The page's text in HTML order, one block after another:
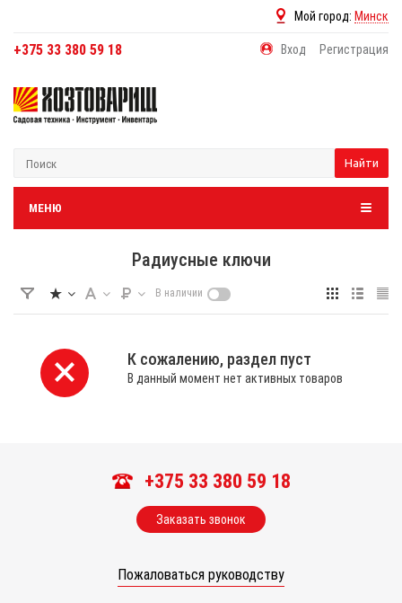
Мой город: Минск
+375 33 380 59 18 Вход Регистрация
Найти
МЕНЮ
Радиусные ключи
В наличии
К сожалению, раздел пуст
В данный момент нет активных товаров
+375 33 380 59 18
Заказать звонок
Пожаловаться руководству